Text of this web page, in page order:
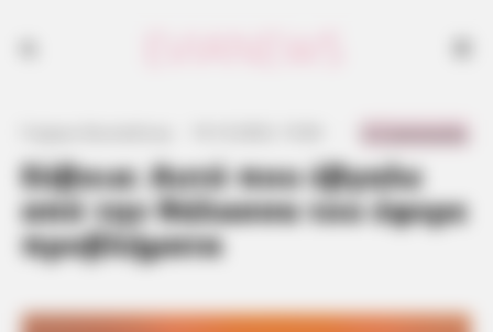
Εύβοια: Αυτό που έβγαλε
από την θάλασσα του έφερε
προβλήματα